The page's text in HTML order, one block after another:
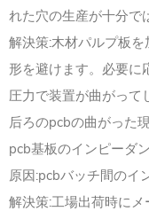
れた穴の生産が十分で
解決策:木材パルプ板
形を避けます。必要に
圧力で装置が曲がって
后ろのpcbの曲がった
pcb基板のインピーダ
原因:pcbバッチ間のイ
解決策:工場出荷時に